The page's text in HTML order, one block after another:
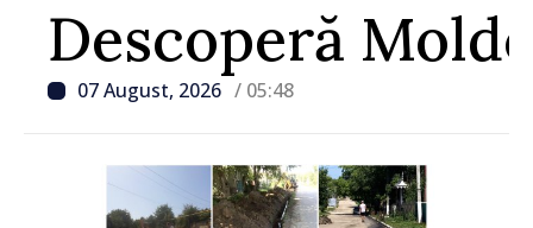
Descoperă
07 August, 2026 / 05:48